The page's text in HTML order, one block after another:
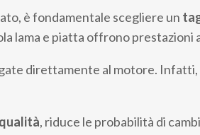
è fondamentale scegliere un
lama e piatta offrono prestazioni
direttamente al motore. Infatti,
qualità, riduce le probabilità di